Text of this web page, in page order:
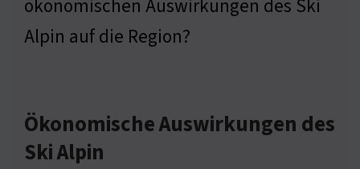
ökonomischen Auswirkungen des Ski
Alpin auf die Region?
Ökonomische Auswirkungen des
Ski Alpin